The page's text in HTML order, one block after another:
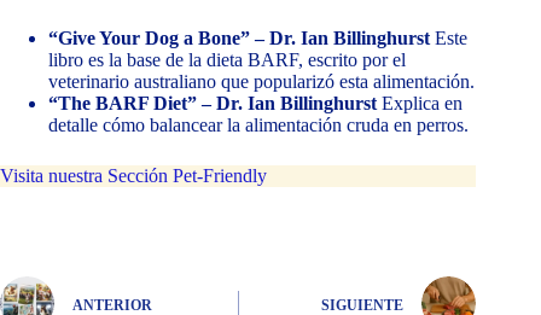
“Give Your Dog a Bone” – Dr. Ian BillinghurstEste
libro es la base de la dieta BARF, escrito por el
veterinario australiano que popularizó esta alimentación.
“The BARF Diet” – Dr. Ian BillinghurstExplica en
detalle cómo balancear la alimentación cruda en perros.
Visita nuestra Sección Pet-Friendly
ANTERIOR SIGUIENTE